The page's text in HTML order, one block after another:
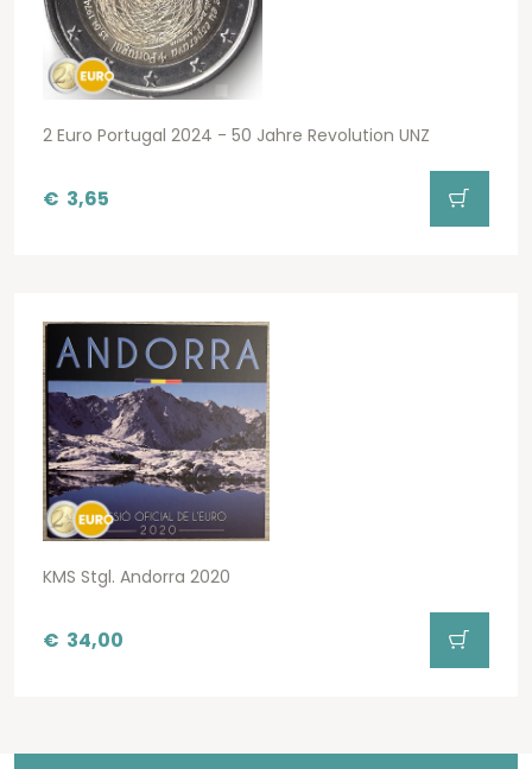
2 Euro Portugal 2024 - 50 Jahre Revolution UNZ
€ 3,65
KMS Stgl. Andorra 2020
€ 34,00